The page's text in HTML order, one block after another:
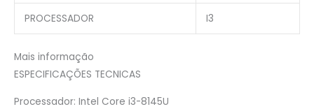
PROCESSADOR I3
Mais informação
ESPECIFICAÇÕES TECNICAS
Processador: Intel Core i3-8145U